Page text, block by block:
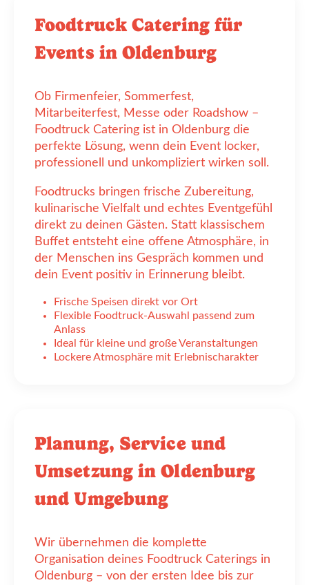
Foodtruck Catering für
Events in Oldenburg
Ob Firmenfeier, Sommerfest,
Mitarbeiterfest, Messe oder Roadshow –
Foodtruck Catering ist in Oldenburg die
perfekte Lösung, wenn dein Event locker,
professionell und unkompliziert wirken soll.
Foodtrucks bringen frische Zubereitung,
kulinarische Vielfalt und echtes Eventgefühl
direkt zu deinen Gästen. Statt klassischem
Buffet entsteht eine offene Atmosphäre, in
der Menschen ins Gespräch kommen und
dein Event positiv in Erinnerung bleibt.
Frische Speisen direkt vor Ort
Flexible Foodtruck-Auswahl passend zum
Anlass
Ideal für kleine und große Veranstaltungen
Lockere Atmosphäre mit Erlebnischarakter
Planung, Service und
Umsetzung in Oldenburg
und Umgebung
Wir übernehmen die komplette
Organisation deines Foodtruck Caterings in
Oldenburg – von der ersten Idee bis zur